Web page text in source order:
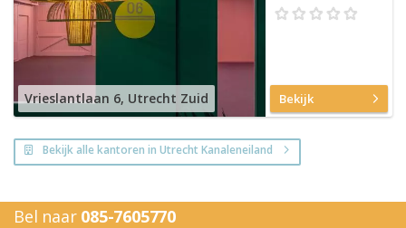
Vrieslantlaan 6, Utrecht Zuid Bekijk
Bekijk alle kantoren in Utrecht Kanaleneiland
Bel naar 085-7605770